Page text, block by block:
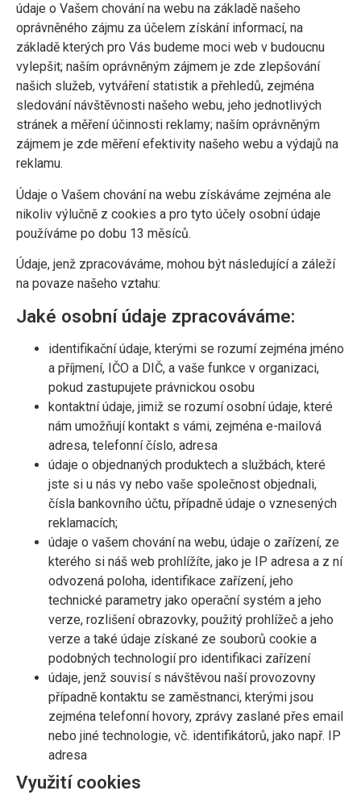
údaje o Vašem chování na webu na základě našeho
oprávněného zájmu za účelem získání informací, na
základě kterých pro Vás budeme moci web v budoucnu
vylepšit; naším oprávněným zájmem je zde zlepšování
našich služeb, vytváření statistik a přehledů, zejména
sledování návštěvnosti našeho webu, jeho jednotlivých
stránek a měření účinnosti reklamy; naším oprávněným
zájmem je zde měření efektivity našeho webu a výdajů na
reklamu.
Údaje o Vašem chování na webu získáváme zejména ale
nikoliv výlučně z cookies a pro tyto účely osobní údaje
používáme po dobu 13 měsíců.
Údaje, jenž zpracováváme, mohou být následující a záleží
na povaze našeho vztahu:
Jaké osobní údaje zpracováváme:
identifikační údaje, kterými se rozumí zejména jméno
a příjmení, IČO a DIČ, a vaše funkce v organizaci,
pokud zastupujete právnickou osobu
kontaktní údaje, jimiž se rozumí osobní údaje, které
nám umožňují kontakt s vámi, zejména e-mailová
adresa, telefonní číslo, adresa
údaje o objednaných produktech a službách, které
jste si u nás vy nebo vaše společnost objednali,
čísla bankovního účtu, případně údaje o vznesených
reklamacích;
údaje o vašem chování na webu, údaje o zařízení, ze
kterého si náš web prohlížíte, jako je IP adresa a z ní
odvozená poloha, identifikace zařízení, jeho
technické parametry jako operační systém a jeho
verze, rozlišení obrazovky, použitý prohlížeč a jeho
verze a také údaje získané ze souborů cookie a
podobných technologií pro identifikaci zařízení
údaje, jenž souvisí s návštěvou naší provozovny
případně kontaktu se zaměstnanci, kterými jsou
zejména telefonní hovory, zprávy zaslané přes email
nebo jiné technologie, vč. identifikátorů, jako např. IP
adresa
Využití cookies